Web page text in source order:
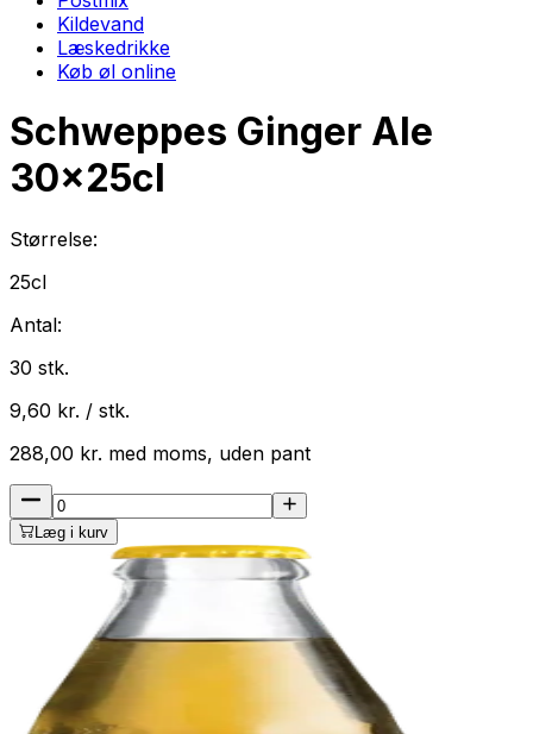
Kildevand
Læskedrikke
Køb øl online
Schweppes Ginger Ale
30x25cl
Størrelse:
25cl
Antal:
30 stk.
9,60 kr. / stk.
288,00 kr. med moms, uden pant
Læg i kurv